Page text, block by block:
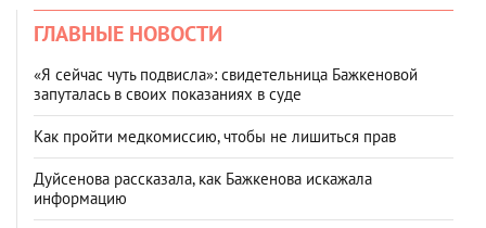
ГЛАВНЫЕ НОВОСТИ
«Я сейчас чуть подвисла»: свидетельница Бажкеновой
запуталась в своих показаниях в суде
Как пройти медкомиссию, чтобы не лишиться прав
Дуйсенова рассказала, как Бажкенова искажала
информацию